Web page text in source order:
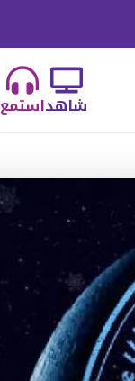
استمعشاهد